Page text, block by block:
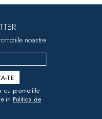
noastre
cu promotiile
in Politica de